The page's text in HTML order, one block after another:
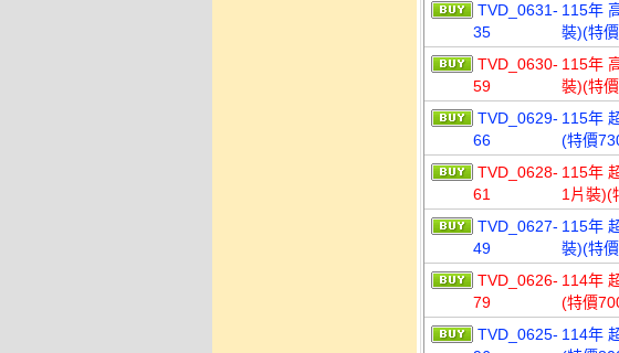
TVD_0631-
35
115年
裝)(特
TVD_0630-
59
115年
裝)(特
TVD_0629-
66
115年
(特價
TVD_0628-
61
115年
1片裝)(
TVD_0627-
49
115年
裝)(特
TVD_0626-
79
114年
(特價
TVD_0625- 114年